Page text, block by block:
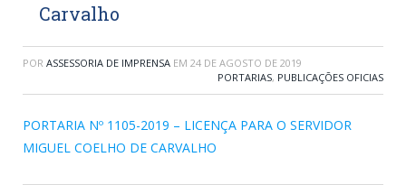
Carvalho
POR ASSESSORIA DE IMPRENSA EM 24 DE AGOSTO DE 2019
PORTARIAS, PUBLICAÇÕES OFICIAS
PORTARIA Nº 1105-2019 – LICENÇA PARA O SERVIDOR
MIGUEL COELHO DE CARVALHO